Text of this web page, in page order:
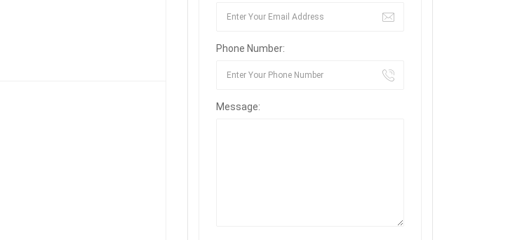
Phone Number:
Message: